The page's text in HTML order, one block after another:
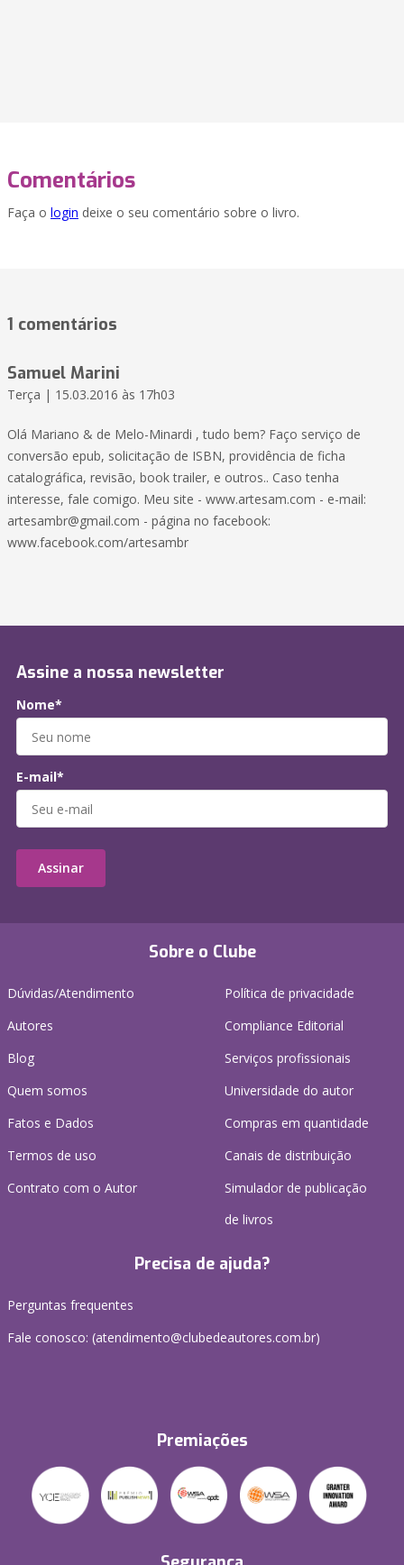
Comentários
Faça o login deixe o seu comentário sobre o livro.
1 comentários
Samuel Marini
Terça | 15.03.2016 às 17h03
Olá Mariano & de Melo-Minardi , tudo bem? Faço serviço de
conversão epub, solicitação de ISBN, providência de ficha
catalográfica, revisão, book trailer, e outros.. Caso tenha
interesse, fale comigo. Meu site - www.artesam.com - e-mail:
artesambr@gmail.com - página no facebook:
www.facebook.com/artesambr
Sobre o Clube
Dúvidas/Atendimento
Autores
Blog
Quem somos
Fatos e Dados
Termos de uso
Contrato com o Autor
Política de privacidade
Compliance Editorial
Serviços profissionais
Universidade do autor
Compras em quantidade
Canais de distribuição
Simulador de publicação
de livros
Precisa de ajuda?
Perguntas frequentes
Fale conosco: (atendimento@clubedeautores.com.br)
Premiações
Assine a nossa newsletter
Nome*
E-mail*
Assinar